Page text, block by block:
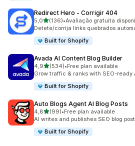
Redirect Hero ‑ Corrigir 404
5,0de 5 estrelas
(136)
136 total de avaliações
•Avaliação gratuita
Detete/corrija links quebrados
Built for Shopify
Avada AI Content Blog Builder
4,9de 5 estrelas
(534)
534 total de avaliações
•Free plan available
Grow traffic & ranks with SEO-
Built for Shopify
Auto Blogs Agent AI Blog Posts
4,8de 5 estrelas
(99)
99 total de avaliações
•Free plan available
AI writes and publishes SEO blog
Built for Shopify